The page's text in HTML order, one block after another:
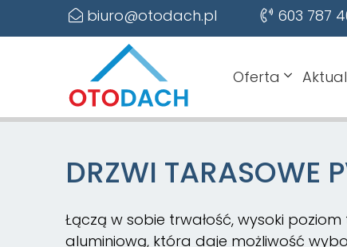
biuro@otodach.pl 603 787
Oferta
DRZWI TARASOWE
Łączą w sobie trwałość, wysoki
aluminiową, która daje możliwość